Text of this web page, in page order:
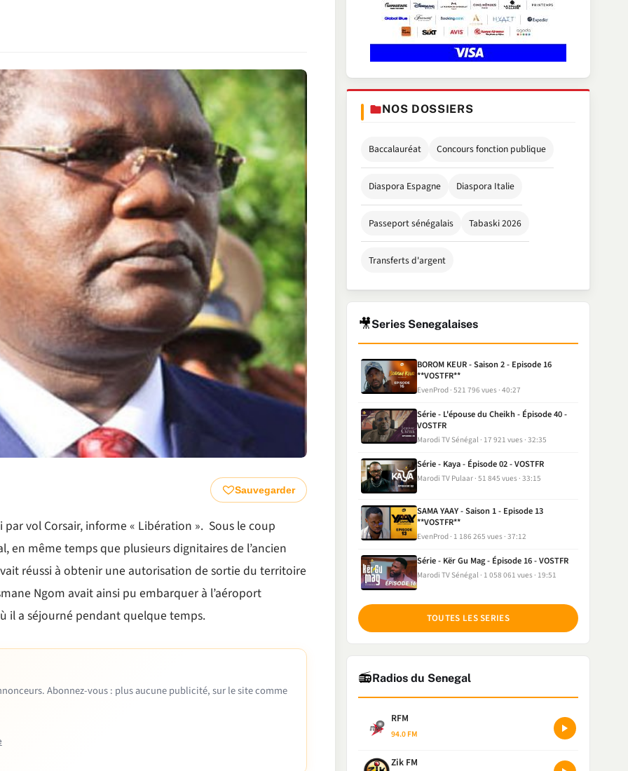
Sauvegarder
vol Corsair, informe « Libération ». Sous le coup
même temps que plusieurs dignitaires de l’ancien
réussi à obtenir une autorisation de sortie du territoire
Ngom avait ainsi pu embarquer à l’aéroport
il a séjourné pendant quelque temps.
Abonnez-vous : plus aucune publicité, sur le site comme
NOS DOSSIERS
Baccalauréat Concours fonction publique
Diaspora Espagne Diaspora Italie
Passeport sénégalais Tabaski 2026
Transferts d'argent
🎥Series Senegalaises
BOROM KEUR - Saison 2 - Episode 16
**VOSTFR**
EvenProd 521 796 vues 40:27
Série - L'épouse du Cheikh - Épisode 40 -
VOSTFR
Marodi TV Sénégal 17 921 vues 32:35
Série - Kaya - Épisode 02 - VOSTFR
Marodi TV Pulaar 51 845 vues 33:15
SAMA YAAY - Saison 1 - Episode 13
**VOSTFR**
EvenProd 1 186 265 vues 37:12
Série - Kër Gu Mag - Épisode 16 - VOSTFR
Marodi TV Sénégal 1 058 061 vues 19:51
TOUTES LES SERIES
📻Radios du Senegal
RFM
94.0 FM
Zik FM